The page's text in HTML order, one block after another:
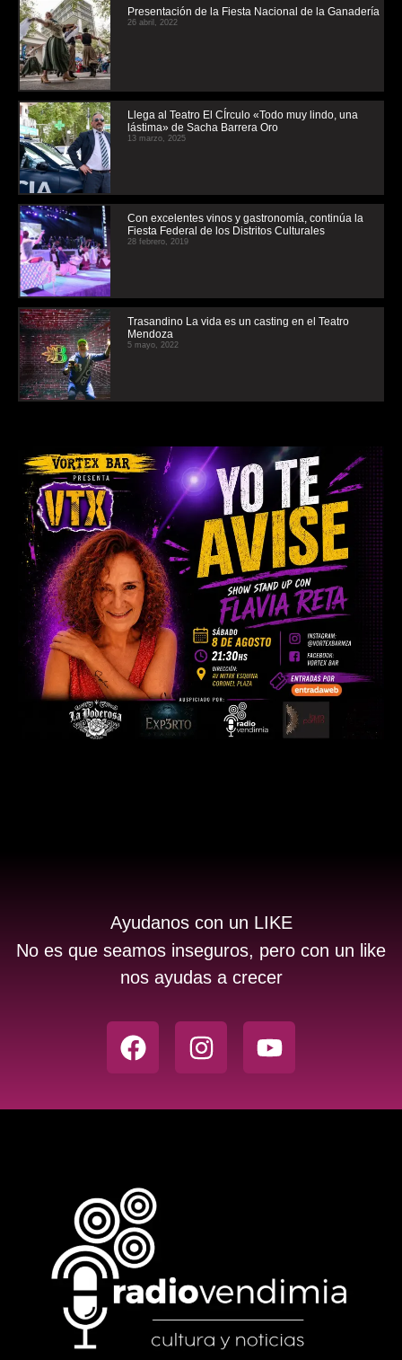
Presentación de la Fiesta Nacional de la Ganadería
26 abril, 2022
Llega al Teatro El CÍrculo «Todo muy lindo, una
lástima» de Sacha Barrera Oro
13 marzo, 2025
Con excelentes vinos y gastronomía, continúa la
Fiesta Federal de los Distritos Culturales
28 febrero, 2019
Trasandino La vida es un casting en el Teatro
Mendoza
5 mayo, 2022
Ayudanos con un LIKE
No es que seamos inseguros, pero con un like
nos ayudas a crecer